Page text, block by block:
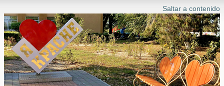
Saltar a contenido